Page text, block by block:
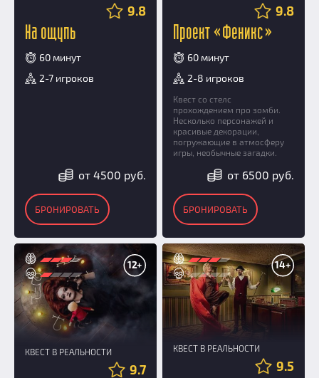
9.8
На ощупь
60 минут
2-7 игроков
от 4500 руб.
БРОНИРОВАТЬ
9.8
Проект «Феникс»
60 минут
2-8 игроков
Квест со стелс
прохождением про зомби.
Несколько персонажей и
красивые декорации,
погружающие в атмосферу
игры, необычные загадки.
от 6500 руб.
БРОНИРОВАТЬ
12+
КВЕСТ В РЕАЛЬНОСТИ
9.7
14+
КВЕСТ В РЕАЛЬНОСТИ
9.5